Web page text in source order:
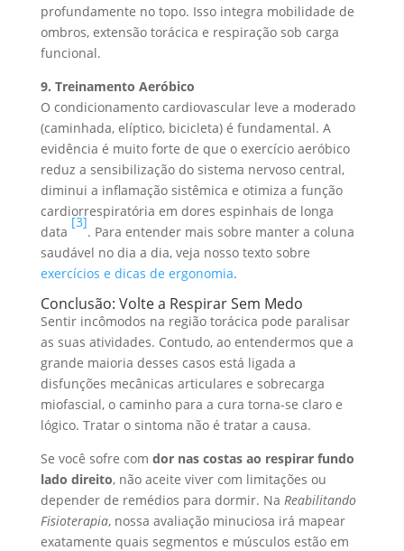
profundamente no topo. Isso integra mobilidade de
ombros, extensão torácica e respiração sob carga
funcional.
9. Treinamento Aeróbico
O condicionamento cardiovascular leve a moderado
(caminhada, elíptico, bicicleta) é fundamental. A
evidência é muito forte de que o exercício aeróbico
reduz a sensibilização do sistema nervoso central,
diminui a inflamação sistêmica e otimiza a função
cardiorrespiratória em dores espinhais de longa
data
[3]
. Para entender mais sobre manter a coluna
saudável no dia a dia, veja nosso texto sobre
exercícios e dicas de ergonomia.
Conclusão: Volte a Respirar Sem Medo
Sentir incômodos na região torácica pode paralisar
as suas atividades. Contudo, ao entendermos que a
grande maioria desses casos está ligada a
disfunções mecânicas articulares e sobrecarga
miofascial, o caminho para a cura torna-se claro e
lógico. Tratar o sintoma não é tratar a causa.
Se você sofre com dor nas costas ao respirar fundo
lado direito, não aceite viver com limitações ou
depender de remédios para dormir. Na Reabilitando
Fisioterapia, nossa avaliação minuciosa irá mapear
exatamente quais segmentos e músculos estão em